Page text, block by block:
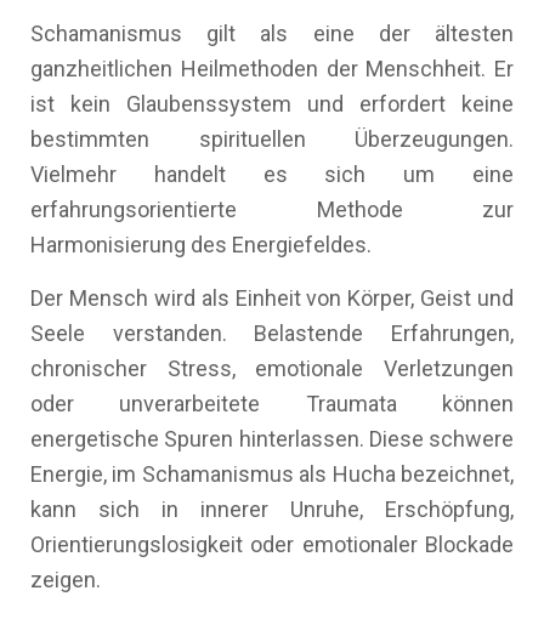
Schamanismus gilt als eine der ältesten
ganzheitlichen Heilmethoden der Menschheit. Er
ist kein Glaubenssystem und erfordert keine
bestimmten spirituellen Überzeugungen.
Vielmehr handelt es sich um eine
erfahrungsorientierte Methode zur
Harmonisierung des Energiefeldes.
Der Mensch wird als Einheit von Körper, Geist und
Seele verstanden. Belastende Erfahrungen,
chronischer Stress, emotionale Verletzungen
oder unverarbeitete Traumata können
energetische Spuren hinterlassen. Diese schwere
Energie, im Schamanismus als Hucha bezeichnet,
kann sich in innerer Unruhe, Erschöpfung,
Orientierungslosigkeit oder emotionaler Blockade
zeigen.